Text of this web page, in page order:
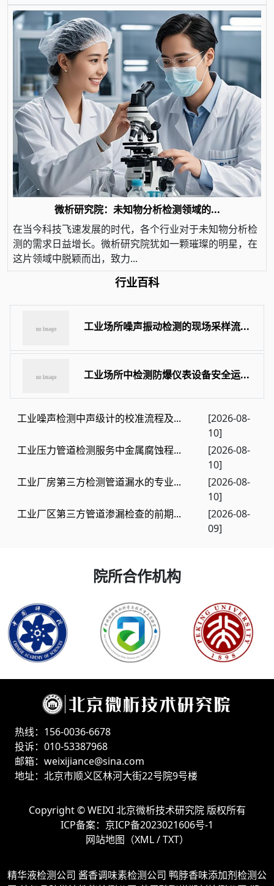
微析研究院：未知物分析检测领域的...
在当今科技飞速发展的时代，各个行业对于未知物分析检
测的需求日益增长。微析研究院犹如一颗璀璨的明星，在
这片领域中脱颖而出，致力...
行业百科
工业场所噪声振动检测的现场采样流...
工业场所中检测防爆仪表设备安全运...
工业噪声检测中声级计的校准流程及...
[2026-08-
10]
工业压力管道检测服务中金属腐蚀程...
[2026-08-
10]
工业厂房第三方检测管道漏水的专业...
[2026-08-
10]
工业厂区第三方管道渗漏检查的前期...
[2026-08-
09]
院所合作机构
热线：156-0036-6678
投诉：010-53387968
邮箱：weixijiance@sina.com
地址：北京市顺义区林河大街22号院9号楼
Copyright ©WEIXI 北京微析技术研究院版权所有
ICP备案： 京ICP备2023021606号-1
网站地图（XML/TXT）
精华液检测公司 酱香调味素检测公司 鸭脖香味添加剂检测公